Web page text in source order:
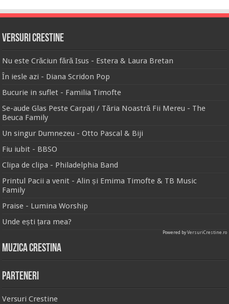
Versuri Crestine
Nu este Crăciun fără Isus - Estera & Laura Bretan
În iesle azi - Diana Scridon Pop
Bucurie in suflet - Familia Timofte
Se-aude Glas Peste Carpați / Tăria Noastră Fii Mereu - The
Beuca Family
Un singur Dumnezeu - Otto Pascal & Biji
Fiu iubit - BBSO
Clipa de clipa - Philadelphia Band
Printul Pacii a venit - Alin și Emima Timofte & TB Music
Family
Praise - Lumina Worship
Unde ești țara mea?
Powered byVersuriCrestine.ro
Muzica Crestina
Parteneri
Versuri Crestine